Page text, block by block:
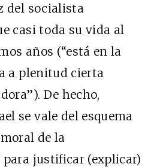
del socialista
casi toda su vida al
años (“está en la
a plenitud cierta
De hecho,
se vale del esquema
de la
justificar (explicar)